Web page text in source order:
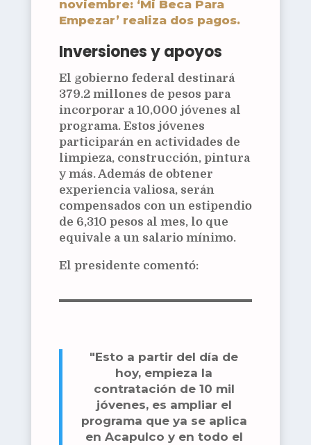
noviembre: ‘Mi Beca Para
Empezar’ realiza dos pagos.
Inversiones y apoyos
El gobierno federal destinará
379.2 millones de pesos para
incorporar a 10,000 jóvenes al
programa. Estos jóvenes
participarán en actividades de
limpieza, construcción, pintura
y más. Además de obtener
experiencia valiosa, serán
compensados con un estipendio
de 6,310 pesos al mes, lo que
equivale a un salario mínimo.
El presidente comentó:
"Esto a partir del día de
hoy, empieza la
contratación de 10 mil
jóvenes, es ampliar el
programa que ya se aplica
en Acapulco y en todo el